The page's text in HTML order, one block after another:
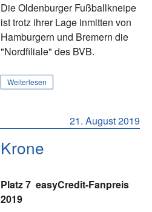
Die Oldenburger Fußballkneipe
ist trotz ihrer Lage inmitten von
Hamburgern und Bremern die
"Nordfiliale" des BVB.
Weiterlesen
21. August 2019
Krone
Platz 7 easyCredit-Fanpreis
2019